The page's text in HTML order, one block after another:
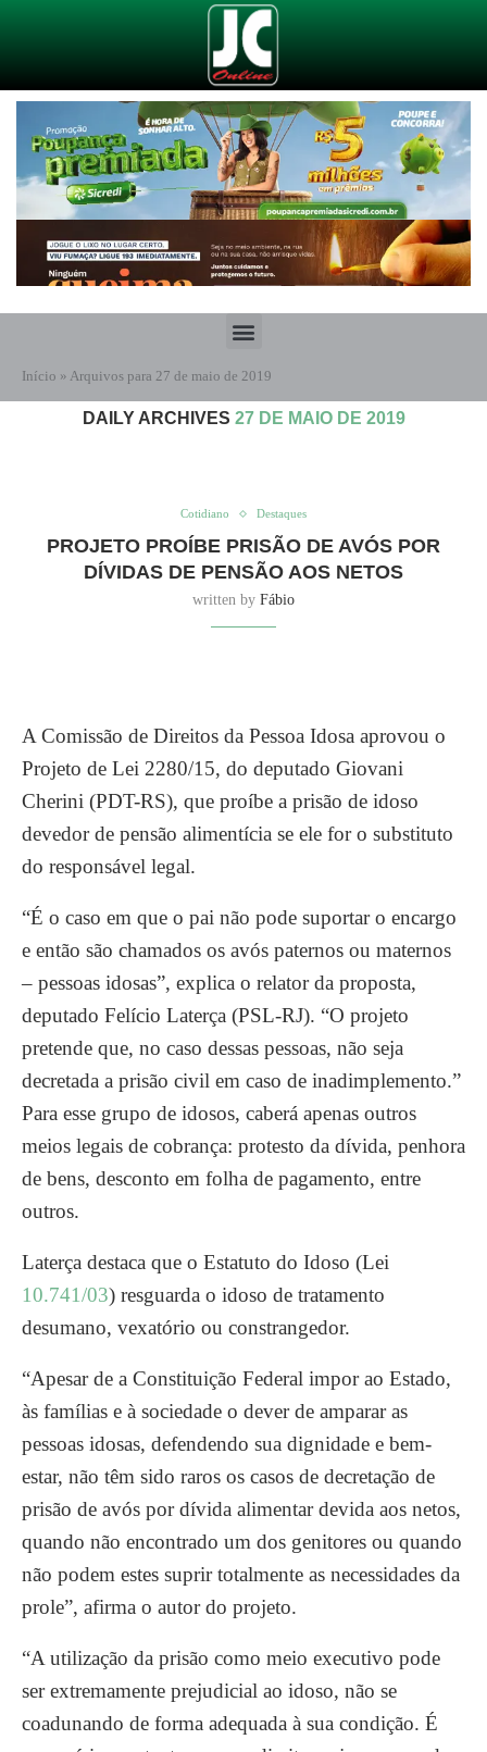
Início » Arquivos para 27 de maio de 2019
DAILY ARCHIVES 27 DE MAIO DE 2019
Cotidiano Destaques
PROJETO PROÍBE PRISÃO DE AVÓS POR
DÍVIDAS DE PENSÃO AOS NETOS
written by Fábio
A Comissão de Direitos da Pessoa Idosa aprovou o
Projeto de Lei 2280/15, do deputado Giovani
Cherini (PDT-RS), que proíbe a prisão de idoso
devedor de pensão alimentícia se ele for o substituto
do responsável legal.
“É o caso em que o pai não pode suportar o encargo
e então são chamados os avós paternos ou maternos
– pessoas idosas”, explica o relator da proposta,
deputado Felício Laterça (PSL-RJ). “O projeto
pretende que, no caso dessas pessoas, não seja
decretada a prisão civil em caso de inadimplemento.”
Para esse grupo de idosos, caberá apenas outros
meios legais de cobrança: protesto da dívida, penhora
de bens, desconto em folha de pagamento, entre
outros.
Laterça destaca que o Estatuto do Idoso (Lei
10.741/03) resguarda o idoso de tratamento
desumano, vexatório ou constrangedor.
“Apesar de a Constituição Federal impor ao Estado,
às famílias e à sociedade o dever de amparar as
pessoas idosas, defendendo sua dignidade e bem-
estar, não têm sido raros os casos de decretação de
prisão de avós por dívida alimentar devida aos netos,
quando não encontrado um dos genitores ou quando
não podem estes suprir totalmente as necessidades da
prole”, afirma o autor do projeto.
“A utilização da prisão como meio executivo pode
ser extremamente prejudicial ao idoso, não se
coadunando de forma adequada à sua condição. É